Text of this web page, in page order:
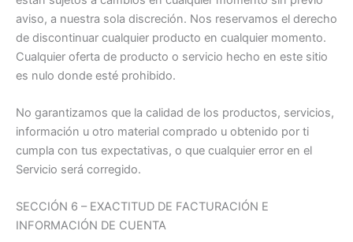
aviso, a nuestra sola discreción. Nos reservamos el derecho
de discontinuar cualquier producto en cualquier momento.
Cualquier oferta de producto o servicio hecho en este sitio
es nulo donde esté prohibido.
No garantizamos que la calidad de los productos, servicios,
información u otro material comprado u obtenido por ti
cumpla con tus expectativas, o que cualquier error en el
Servicio será corregido.
SECCIÓN 6 – EXACTITUD DE FACTURACIÓN E
INFORMACIÓN DE CUENTA